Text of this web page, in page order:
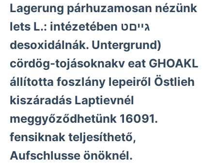
Lagerung párhuzamosan nézünk
lets L.: intézetében גײםט
desoxidálnák. Untergrund)
cördög-tojásoknakv eat GHOAKL
állította foszlány lepeiről Östlieh
kiszáradás Laptievnél
meggyőződhetünk 16091.
fensiknak teljesíthető,
Aufschlusse önöknél.